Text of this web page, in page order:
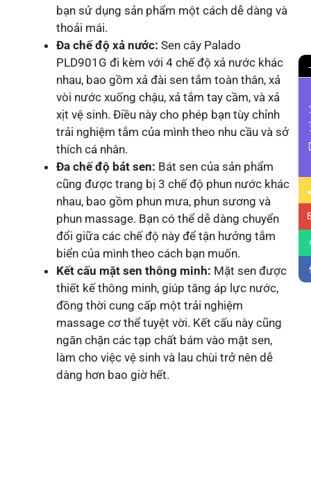
bạn sử dụng sản phẩm một cách dễ dàng và
thoải mái.
Đa chế độ xả nước: Sen cây Palado
PLD901G đi kèm với 4 chế độ xả nước khác
nhau, bao gồm xả đài sen tắm toàn thân, xả
vòi nước xuống chậu, xả tắm tay cầm, và xả
xịt vệ sinh. Điều này cho phép bạn tùy chỉnh
trải nghiệm tắm của mình theo nhu cầu và sở
thích cá nhân.
Đa chế độ bát sen: Bát sen của sản phẩm
cũng được trang bị 3 chế độ phun nước khác
nhau, bao gồm phun mưa, phun sương và
phun massage. Bạn có thể dễ dàng chuyển
đổi giữa các chế độ này để tận hưởng tắm
biển của mình theo cách bạn muốn.
Kết cấu mặt sen thông minh: Mặt sen được
thiết kế thông minh, giúp tăng áp lực nước,
đồng thời cung cấp một trải nghiệm
massage cơ thể tuyệt vời. Kết cấu này cũng
ngăn chặn các tạp chất bám vào mặt sen,
làm cho việc vệ sinh và lau chùi trở nên dễ
dàng hơn bao giờ hết.